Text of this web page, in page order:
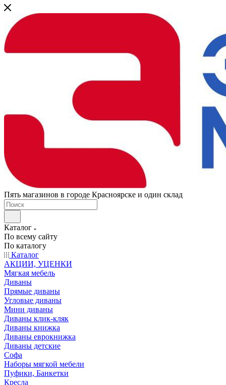
Пять магазинов в городе Красноярске и один склад
Каталог
По всему сайту
По каталогу
Каталог
АКЦИИ, УЦЕНКИ
Мягкая мебель
Диваны
Прямые диваны
Угловые диваны
Мини диваны
Диваны клик-кляк
Диваны книжка
Диваны еврокнижка
Диваны детские
Софа
Наборы мягкой мебели
Пуфики, Банкетки
Кресла